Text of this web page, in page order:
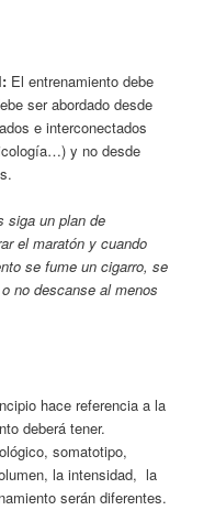
El entrenamiento debe
ser abordado desde
e interconectados
y no desde
siga un plan de
el maratón y cuando
se fume un cigarro, se
no descanse al menos
hace referencia a la
deberá tener.
somatotipo,
la intensidad, la
serán diferentes.